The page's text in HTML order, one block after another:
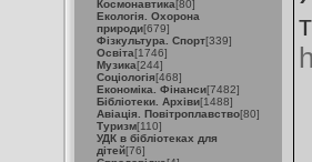
Космонавтика[80]
Екологія. Охорона
природи[679]
Фізкультура. Спорт[339]
Освіта[1746]
Музика[244]
Соціологія[468]
Економіка. Фінанси[7482]
Бібліотеки. Архіви[1488]
Авіація. Повітроплавство[80]
Туризм[110]
УДК в бібліотеках для
дітей[76]